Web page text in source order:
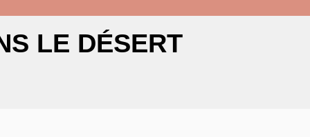
LE DÉSERT